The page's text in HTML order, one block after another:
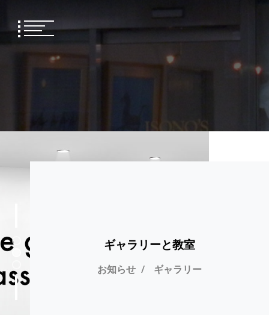
content
ギャラリーと教室
お知らせ ギャラリー